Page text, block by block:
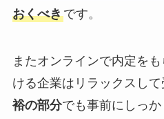
おくべきです。
またオンラインで内定を
ける企業はリラックスし
裕の部分でも事前にしっ